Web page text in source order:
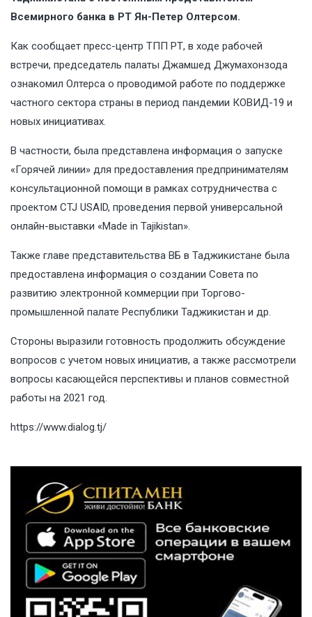
Всемирного банка в РТ Ян-Петер Олтерсом.
Как сообщает пресс-центр ТПП РТ, в ходе рабочей
встречи, председатель палаты Джамшед Джумахонзода
ознакомил Олтерса о проводимой работе по поддержке
частного сектора страны в период пандемии КОВИД-19 и
новых инициативах.
В частности, была представлена информация о запуске
«Горячей линии» для предоставления предпринимателям
консультационной помощи в рамках сотрудничества с
проектом CTJ USAID, проведения первой универсальной
онлайн-выставки «Made in Tajikistan».
Также главе представительства ВБ в Таджикистане была
предоставлена информация о создании Совета по
развитию электронной коммерции при Торгово-
промышленной палате Республики Таджикистан и др.
Стороны выразили готовность продолжить обсуждение
вопросов с учетом новых инициатив, а также рассмотрели
вопросы касающейся перспективы и планов совместной
работы на 2021 год.
https://www.dialog.tj/